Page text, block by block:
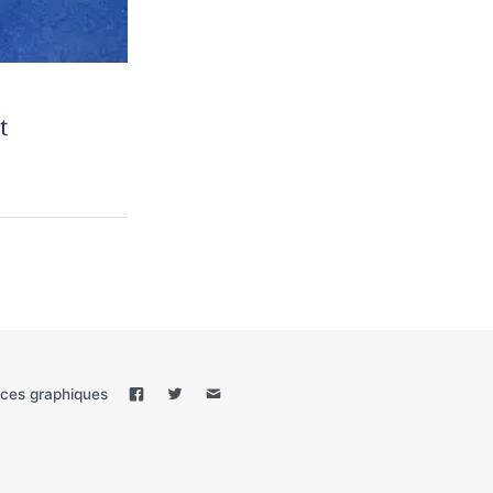
graphiques